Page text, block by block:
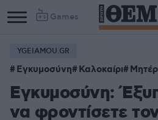
Games
YGEIAMOU.GR
Εγκυμοσύνη Καλοκαίρι
Εγκυμοσύνη:
να φροντίσετε